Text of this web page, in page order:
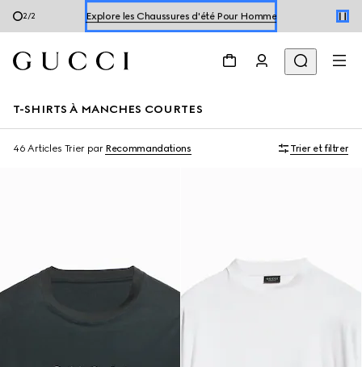
2/2 Explore les Chaussures d'été Pour Homme
T-SHIRTS À MANCHES COURTES
46 Articles Trier par Recommandations Trier et filtrer